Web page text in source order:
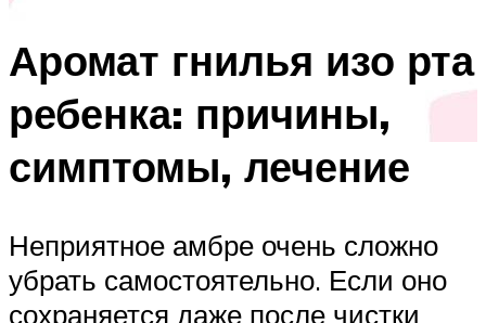
Аромат гнилья изо рта
ребенка: причины,
симптомы, лечение
Неприятное амбре очень сложно
убрать самостоятельно. Если оно
сохраняется даже после чистки